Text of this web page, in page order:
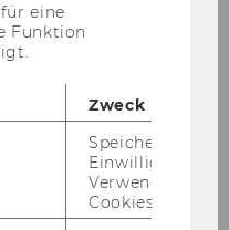
eine
Funktion
Zweck
Speichert Ihre
Einwilligung zur
Verwendung von
Cookies.